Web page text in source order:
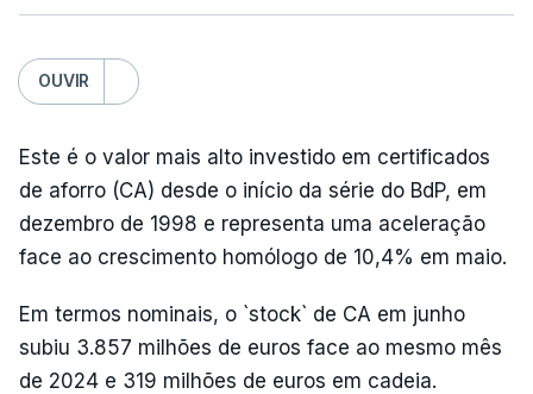
OUVIR
Este é o valor mais alto investido em certificados
de aforro (CA) desde o início da série do BdP, em
dezembro de 1998 e representa uma aceleração
face ao crescimento homólogo de 10,4% em maio.
Em termos nominais, o `stock` de CA em junho
subiu 3.857 milhões de euros face ao mesmo mês
de 2024 e 319 milhões de euros em cadeia.